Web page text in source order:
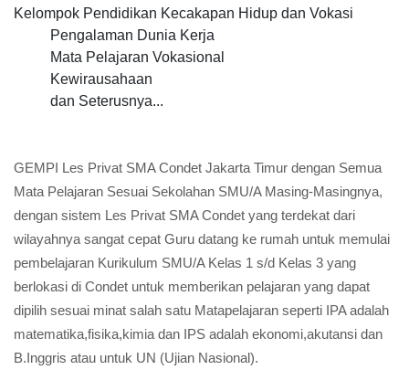
Kelompok Pendidikan Kecakapan Hidup dan Vokasi
Pengalaman Dunia Kerja
Mata Pelajaran Vokasional
Kewirausahaan
dan Seterusnya...
GEMPI Les Privat SMA Condet Jakarta Timur dengan Semua
Mata Pelajaran Sesuai Sekolahan SMU/A Masing-Masingnya,
dengan sistem Les Privat SMA Condet yang terdekat dari
wilayahnya sangat cepat Guru datang ke rumah untuk memulai
pembelajaran Kurikulum SMU/A Kelas 1 s/d Kelas 3 yang
berlokasi di Condet untuk memberikan pelajaran yang dapat
dipilih sesuai minat salah satu Matapelajaran seperti IPA adalah
matematika,fisika,kimia dan IPS adalah ekonomi,akutansi dan
B.Inggris atau untuk UN (Ujian Nasional).